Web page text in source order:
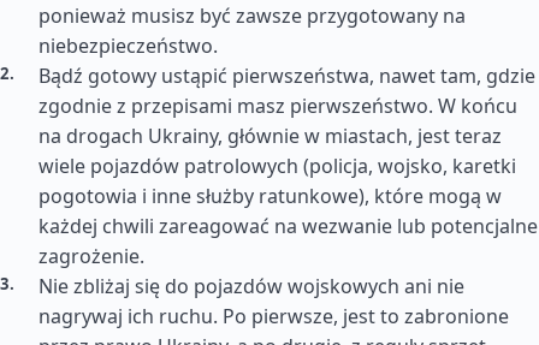
ponieważ musisz być zawsze przygotowany na
niebezpieczeństwo.
Bądź gotowy ustąpić pierwszeństwa, nawet tam, gdzie
zgodnie z przepisami masz pierwszeństwo. W końcu
na drogach Ukrainy, głównie w miastach, jest teraz
wiele pojazdów patrolowych (policja, wojsko, karetki
pogotowia i inne służby ratunkowe), które mogą w
każdej chwili zareagować na wezwanie lub potencjalne
zagrożenie.
Nie zbliżaj się do pojazdów wojskowych ani nie
nagrywaj ich ruchu. Po pierwsze, jest to zabronione